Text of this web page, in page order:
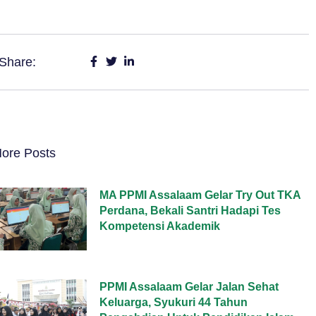
Posts
MA PPMI Assalaam Gelar Try Out TKA
Perdana, Bekali Santri Hadapi Tes
Kompetensi Akademik
PPMI Assalaam Gelar Jalan Sehat
Keluarga, Syukuri 44 Tahun